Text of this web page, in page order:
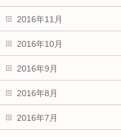
2016年11月
2016年10月
2016年9月
2016年8月
2016年7月